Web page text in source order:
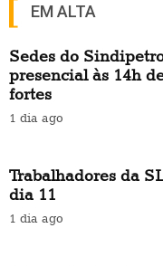
EM ALTA
Sedes do
presencial às 14h
fortes
1 dia ago
Trabalhadores da
dia 11
1 dia ago